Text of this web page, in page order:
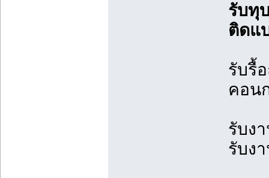
รับทุ
ติดแ
รับรื้
คอน
รับง
รับง